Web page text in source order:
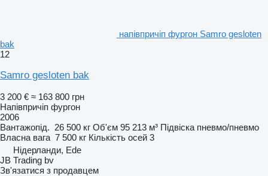
напівпричіп фургон Samro gesloten
bak
12
Samro gesloten bak
3 200 € ≈ 163 800 грн
Напівпричіп фургон
2006
Вантажопід. 26 500 кг Об'єм 95 213 м³ Підвіска пневмо/пневмо
Власна вага 7 500 кг Кількість осей 3
Нідерланди, Ede
JB Trading bv
Зв'язатися з продавцем